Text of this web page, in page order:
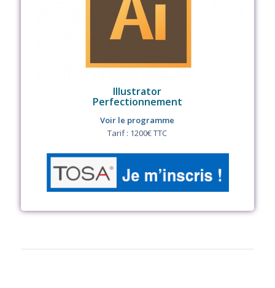
Illustrator
Perfectionnement
Voir le programme
Tarif : 1200€ TTC